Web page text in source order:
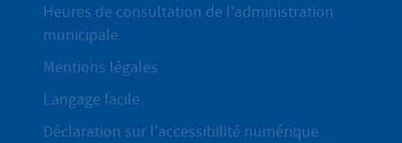
Heures de consultation de l'administration
municipale
Mentions légales
Langage facile
Déclaration sur l'accessibilité numérique